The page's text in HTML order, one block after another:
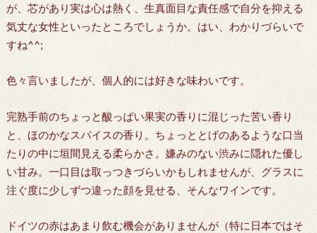
が、芯があり実は心は熱く、生真面目な責任感で自分を抑える
気丈な女性といったところでしょうか。はい、わかりづらいで
すね^^;
色々言いましたが、個人的には好きな味わいです。
完熟手前のちょっと酸っぱい果実の香りに混じった苦い香り
と、ほのかなスパイスの香り。ちょっととげのあるような口当
たりの中に垣間見える柔らかさ。嫌みのない渋みに隠れた優し
い甘み。一口目は取っつきづらいかもしれませんが、グラスに
注ぐ度に少しずつ違った顔を見せる、そんなワインです。
ドイツの赤はあまり飲む機会がありませんが（特に日本ではそ